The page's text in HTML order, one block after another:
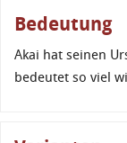
Bedeutung
Akai hat seinen
bedeutet so viel